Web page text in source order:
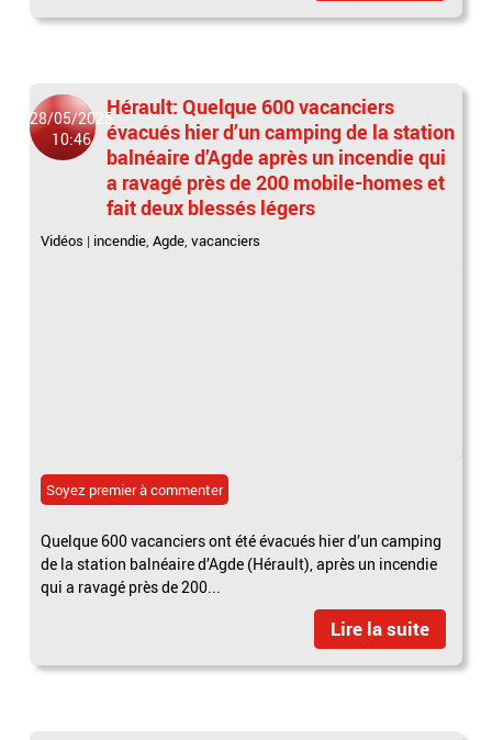
28/05/2025
10:46
Hérault: Quelque 600 vacanciers
évacués hier d’un camping de la station
balnéaire d’Agde après un incendie qui
a ravagé près de 200 mobile-homes et
fait deux blessés légers
Vidéos | incendie,Agde,vacanciers
Soyez premier à commenter
Quelque 600 vacanciers ont été évacués hier d’un camping
de la station balnéaire d’Agde (Hérault), après un incendie
qui a ravagé près de 200...
Lire la suite